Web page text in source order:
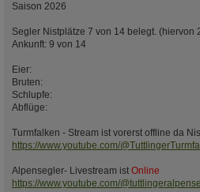
Saison 2026
Segler Nistplätze 7 von 14 belegt. (hiervon
Ankunft: 9 von 14
Eier:
Bruten:
Schlupfe:
Abflüge:
Turmfalken - Stream ist vorerst offline da
https://www.youtube.com/
Alpensegler- Livestream ist Online
https://www.youtube.com/